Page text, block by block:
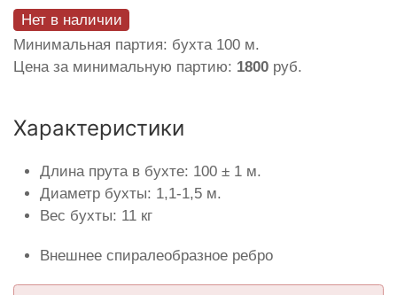
Нет в наличии
Минимальная партия: бухта 100 м.
Цена за минимальную партию: 1800 руб.
Характеристики
Длина прута в бухте: 100 ± 1 м.
Диаметр бухты: 1,1-1,5 м.
Вес бухты: 11 кг
Внешнее спиралеобразное ребро